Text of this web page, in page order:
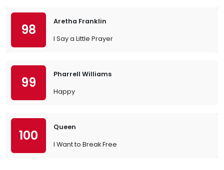
98
Aretha Franklin
I Say a Little Prayer
99
Pharrell Williams
Happy
100
Queen
I Want to Break Free